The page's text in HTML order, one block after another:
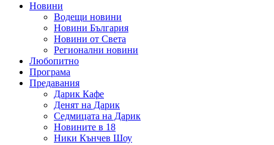
Новини
Водещи новини
Новини България
Новини от Света
Регионални новини
Любопитно
Програма
Предавания
Дарик Кафе
Денят на Дарик
Седмицата на Дарик
Новините в 18
Ники Кънчев Шоу